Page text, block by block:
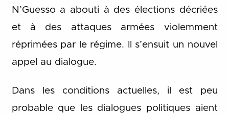
N’Guesso a abouti à des élections décriées
et à des attaques armées violemment
réprimées par le régime. Il s’ensuit un nouvel
appel au dialogue.
Dans les conditions actuelles, il est peu
probable que les dialogues politiques aient